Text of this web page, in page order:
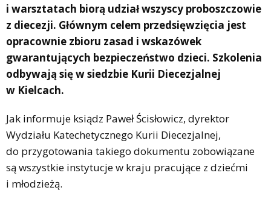
i warsztatach biorą udział wszyscy proboszczowie
z diecezji. Głównym celem przedsięwzięcia jest
opracownie zbioru zasad i wskazówek
gwarantujących bezpieczeństwo dzieci. Szkolenia
odbywają się w siedzbie Kurii Diecezjalnej
w Kielcach.
Jak informuje ksiądz Paweł Ścisłowicz, dyrektor
Wydziału Katechetycznego Kurii Diecezjalnej,
do przygotowania takiego dokumentu zobowiązane
są wszystkie instytucje w kraju pracujące z dziećmi
i młodzieżą.